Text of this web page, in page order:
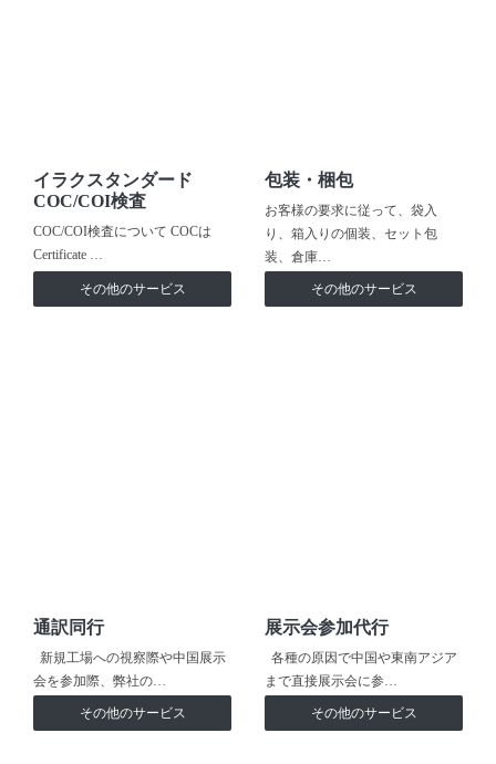
イラクスタンダード
COC/COI検査
COC/COI検査について COCは
Certificate …
その他のサービス
包装・梱包
お客様の要求に従って、袋入
り、箱入りの個装、セット包
装、倉庫…
その他のサービス
通訳同行
新規工場への視察際や中国展示
会を参加際、弊社の…
その他のサービス
展示会参加代行
各種の原因で中国や東南アジア
まで直接展示会に参…
その他のサービス